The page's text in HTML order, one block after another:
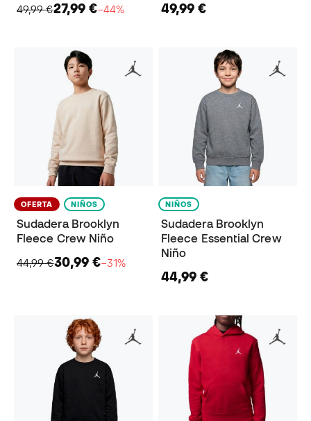
49,99 €27,99 €−44% 49,99 €
OFERTA NIÑOS
Sudadera Brooklyn
Fleece Crew Niño
44,99 €30,99 €−31%
NIÑOS
Sudadera Brooklyn
Fleece Essential Crew
Niño
44,99 €